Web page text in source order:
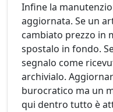
Infine la
aggiornata. Se un
cambiato prezzo in
spostalo in fondo.
segnalo come
archivialo.
burocratico ma un
qui dentro tutto è